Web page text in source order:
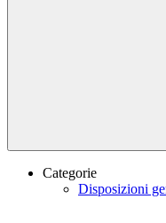
Categorie
Disposizioni